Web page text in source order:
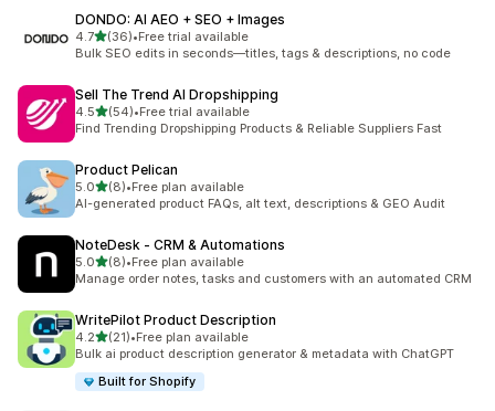
DONDO: AI AEO + SEO + Images
4.75つ星中
(36)
合計レビュー数：36件
•Free trial available
Bulk SEO edits in seconds—titles, tags & descriptions, no code
Sell The Trend AI Dropshipping
4.55つ星中
(54)
合計レビュー数：54件
•Free trial available
Find Trending Dropshipping Products & Reliable Suppliers Fast
Product Pelican
5.05つ星中
(8)
合計レビュー数：8件
•Free plan available
AI-generated product FAQs, alt text, descriptions & GEO Audit
NoteDesk ‑ CRM & Automations
5.05つ星中
(8)
合計レビュー数：8件
•Free plan available
Manage order notes, tasks and customers with an automated CRM
WritePilot Product Description
4.25つ星中
(21)
合計レビュー数：21件
•Free plan available
Bulk ai product description generator & metadata with ChatGPT
Built for Shopify